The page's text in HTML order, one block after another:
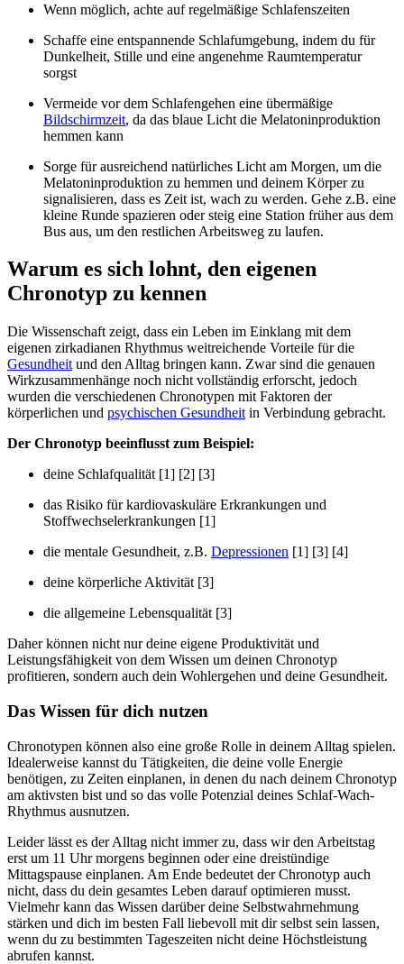
Wenn möglich, achte auf regelmäßige Schlafenszeiten
Schaffe eine entspannende Schlafumgebung, indem du für
Dunkelheit, Stille und eine angenehme Raumtemperatur
sorgst
Vermeide vor dem Schlafengehen eine übermäßige
Bildschirmzeit, da das blaue Licht die Melatoninproduktion
hemmen kann
Sorge für ausreichend natürliches Licht am Morgen, um die
Melatoninproduktion zu hemmen und deinem Körper zu
signalisieren, dass es Zeit ist, wach zu werden. Gehe z.B. eine
kleine Runde spazieren oder steig eine Station früher aus dem
Bus aus, um den restlichen Arbeitsweg zu laufen.
Warum es sich lohnt, den eigenen
Chronotyp zu kennen
Die Wissenschaft zeigt, dass ein Leben im Einklang mit dem
eigenen zirkadianen Rhythmus weitreichende Vorteile für die
Gesundheit und den Alltag bringen kann. Zwar sind die genauen
Wirkzusammenhänge noch nicht vollständig erforscht, jedoch
wurden die verschiedenen Chronotypen mit Faktoren der
körperlichen und psychischen Gesundheit in Verbindung gebracht.
Der Chronotyp beeinflusst zum Beispiel:
deine Schlafqualität [1] [2] [3]
das Risiko für kardiovaskuläre Erkrankungen und
Stoffwechselerkrankungen [1]
die mentale Gesundheit, z.B. Depressionen [1] [3] [4]
deine körperliche Aktivität [3]
die allgemeine Lebensqualität [3]
Daher können nicht nur deine eigene Produktivität und
Leistungsfähigkeit von dem Wissen um deinen Chronotyp
profitieren, sondern auch dein Wohlergehen und deine Gesundheit.
Das Wissen für dich nutzen
Chronotypen können also eine große Rolle in deinem Alltag spielen.
Idealerweise kannst du Tätigkeiten, die deine volle Energie
benötigen, zu Zeiten einplanen, in denen du nach deinem Chronotyp
am aktivsten bist und so das volle Potenzial deines Schlaf-Wach-
Rhythmus ausnutzen.
Leider lässt es der Alltag nicht immer zu, dass wir den Arbeitstag
erst um 11 Uhr morgens beginnen oder eine dreistündige
Mittagspause einplanen. Am Ende bedeutet der Chronotyp auch
nicht, dass du dein gesamtes Leben darauf optimieren musst.
Vielmehr kann das Wissen darüber deine Selbstwahrnehmung
stärken und dich im besten Fall liebevoll mit dir selbst sein lassen,
wenn du zu bestimmten Tageszeiten nicht deine Höchstleistung
abrufen kannst.